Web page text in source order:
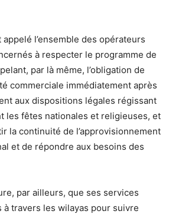
l’ensemble des opérateurs
à respecter le programme de
par là même, l’obligation de
commerciale immédiatement après
aux dispositions légales régissant
les fêtes nationales et religieuses, et
la continuité de l’approvisionnement
et de répondre aux besoins des
par ailleurs, que ses services
travers les wilayas pour suivre